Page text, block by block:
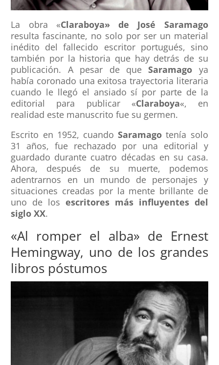
La obra «Claraboya» de José Saramago
resulta fascinante, no solo por ser un material
inédito del fallecido escritor portugués, sino
también por la historia que hay detrás de su
publicación. A pesar de queSaramago ya
había coronado una exitosa trayectoria literaria
cuando le llegó el ansiado sí por parte de la
editorial para publicar «Claraboya«, en
realidad este manuscrito fue su germen.
Escrito en 1952, cuandoSaramago tenía solo
31 años, fue rechazado por una editorial y
guardado durante cuatro décadas en su casa.
Ahora, después de su muerte, podemos
adentrarnos en un mundo de personajes y
situaciones creadas por la mente brillante de
uno de los escritores más influyentes del
siglo XX.
«Al romper el alba» de Ernest
Hemingway, uno de los grandes
libros póstumos